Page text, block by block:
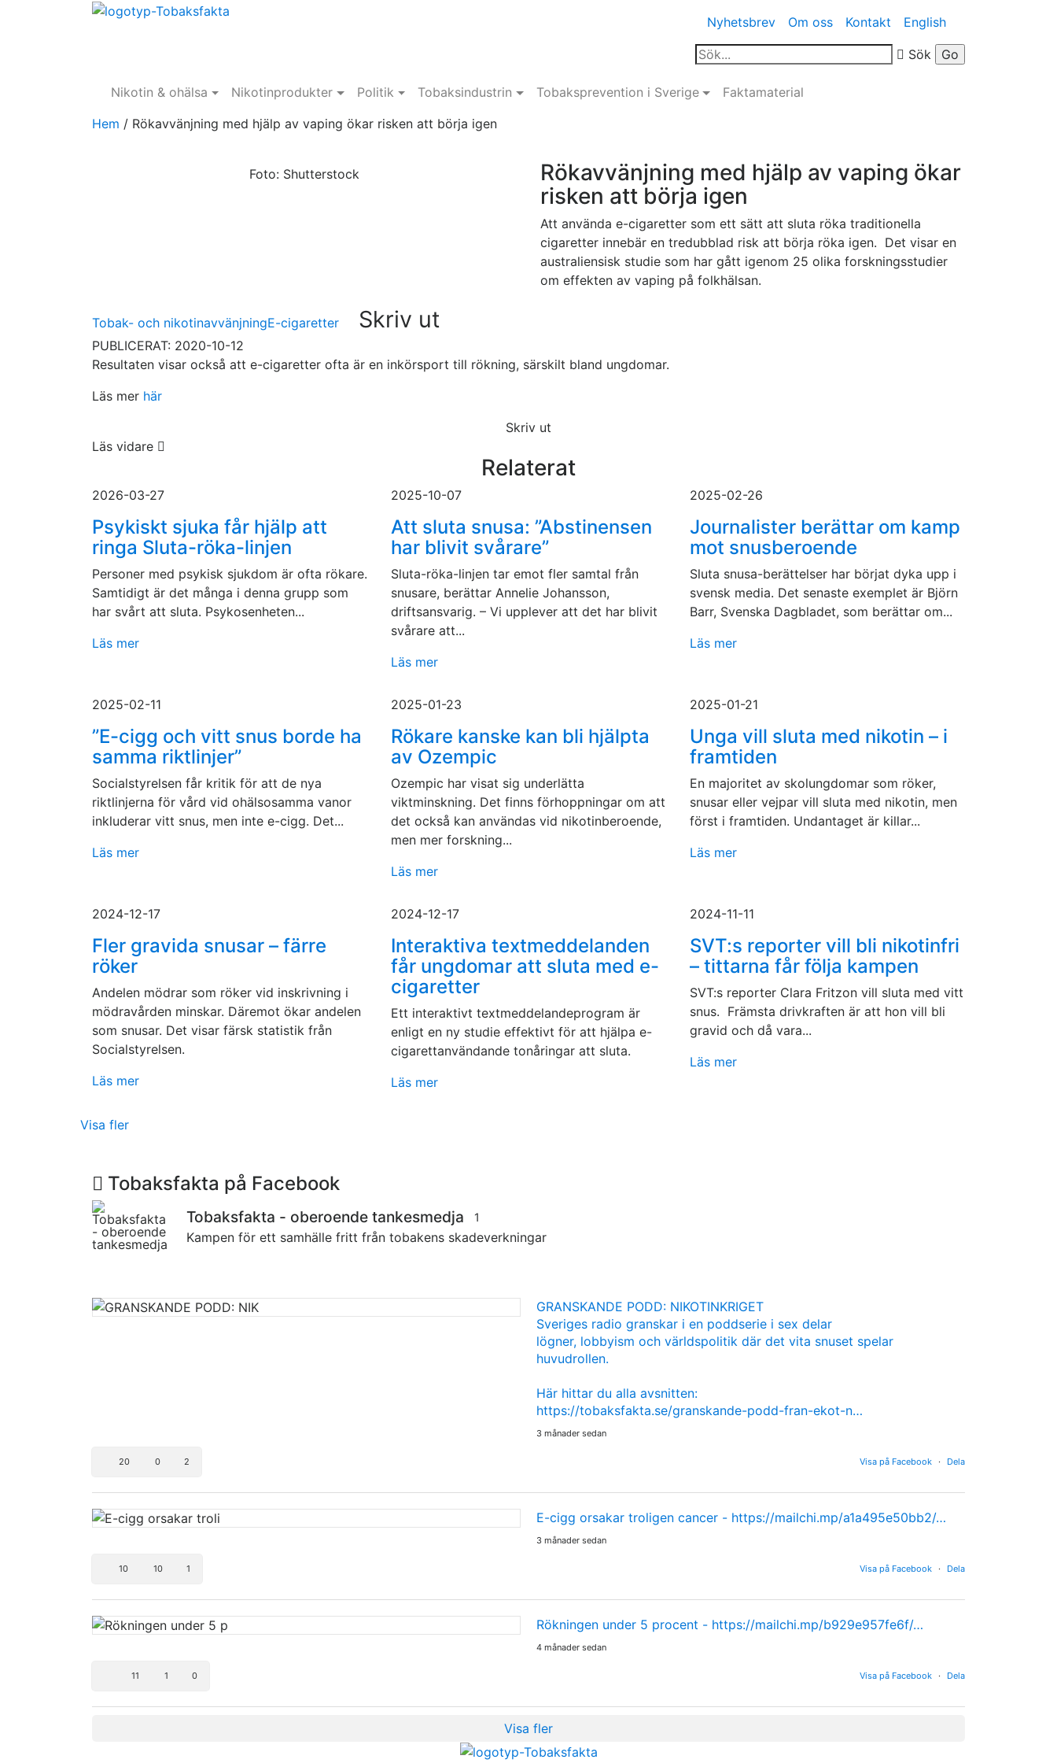
Nyhetsbrev Om oss Kontakt English
Sök
Nikotin & ohälsa Nikotinprodukter Politik Tobaksindustrin Tobaksprevention i Sverige
Faktamaterial
Hem / Rökavvänjning med hjälp av vaping ökar risken att börja igen
Foto: Shutterstock
Rökavvänjning med hjälp av vaping ökar
risken att börja igen
Att använda e-cigaretter som ett sätt att sluta röka traditionella
cigaretter innebär en tredubblad risk att börja röka igen. Det visar en
australiensisk studie som har gått igenom 25 olika forskningsstudier
om effekten av vaping på folkhälsan.
Tobak- och nikotinavvänjningE-cigaretter Skriv ut
PUBLICERAT: 2020-10-12
Resultaten visar också att e-cigaretter ofta är en inkörsport till rökning, särskilt bland ungdomar.
Läs mer här
Skriv ut
Läs vidare
Relaterat
2026-03-27
Psykiskt sjuka får hjälp att
ringa Sluta-röka-linjen
Personer med psykisk sjukdom är ofta rökare.
Samtidigt är det många i denna grupp som
har svårt att sluta. Psykosenheten...
Läs mer
2025-10-07
Att sluta snusa: ”Abstinensen
har blivit svårare”
Sluta-röka-linjen tar emot fler samtal från
snusare, berättar Annelie Johansson,
driftsansvarig. – Vi upplever att det har blivit
svårare att...
Läs mer
2025-02-26
Journalister berättar om kamp
mot snusberoende
Sluta snusa-berättelser har börjat dyka upp i
svensk media. Det senaste exemplet är Björn
Barr, Svenska Dagbladet, som berättar om...
Läs mer
2025-02-11
”E-cigg och vitt snus borde ha
samma riktlinjer”
Socialstyrelsen får kritik för att de nya
riktlinjerna för vård vid ohälsosamma vanor
inkluderar vitt snus, men inte e-cigg. Det...
Läs mer
2025-01-23
Rökare kanske kan bli hjälpta
av Ozempic
Ozempic har visat sig underlätta
viktminskning. Det finns förhoppningar om att
det också kan användas vid nikotinberoende,
men mer forskning...
Läs mer
2025-01-21
Unga vill sluta med nikotin – i
framtiden
En majoritet av skolungdomar som röker,
snusar eller vejpar vill sluta med nikotin, men
först i framtiden. Undantaget är killar...
Läs mer
2024-12-17
Fler gravida snusar – färre
röker
Andelen mödrar som röker vid inskrivning i
mödravården minskar. Däremot ökar andelen
som snusar. Det visar färsk statistik från
Socialstyrelsen.
Läs mer
2024-12-17
Interaktiva textmeddelanden
får ungdomar att sluta med e-
cigaretter
Ett interaktivt textmeddelandeprogram är
enligt en ny studie effektivt för att hjälpa e-
cigarettanvändande tonåringar att sluta.
Läs mer
2024-11-11
SVT:s reporter vill bli nikotinfri
– tittarna får följa kampen
SVT:s reporter Clara Fritzon vill sluta med vitt
snus. Främsta drivkraften är att hon vill bli
gravid och då vara...
Läs mer
Visa fler
Tobaksfakta på Facebook
Tobaksfakta - oberoende tankesmedja 1
Kampen för ett samhälle fritt från tobakens skadeverkningar
GRANSKANDE PODD: NIKOTINKRIGET
Sveriges radio granskar i en poddserie i sex delar
lögner, lobbyism och världspolitik där det vita snuset spelar
huvudrollen.
Här hittar du alla avsnitten:
https://tobaksfakta.se/granskande-podd-fran-ekot-n…
3 månader sedan
Visa på Facebook · Dela
20 0 2
E-cigg orsakar troligen cancer - https://mailchi.mp/a1a495e50bb2/…
3 månader sedan
Visa på Facebook · Dela
10 10 1
Rökningen under 5 procent - https://mailchi.mp/b929e957fe6f/…
4 månader sedan
Visa på Facebook · Dela
11 1 0
Visa fler